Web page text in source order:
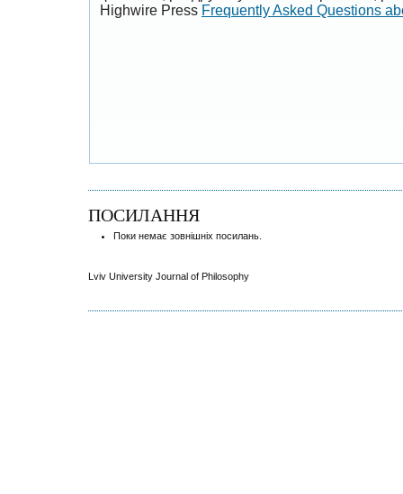
Highwire Press Frequently Asked Questions
ПОСИЛАННЯ
Поки немає зовнішніх посилань.
Lviv University Journal of Philosophy